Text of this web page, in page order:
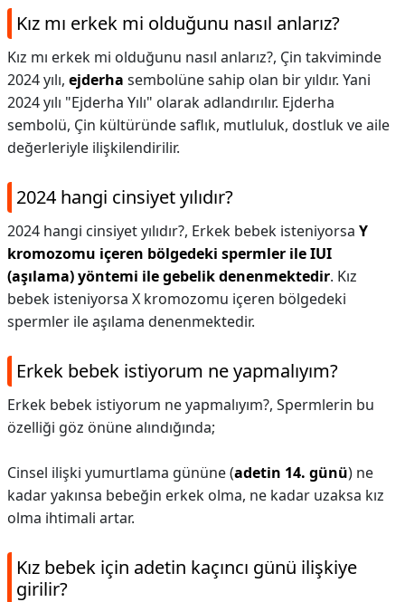
Kız mı erkek mi olduğunu nasıl anlarız?
Kız mı erkek mi olduğunu nasıl anlarız?, Çin takviminde
2024 yılı, ejderha sembolüne sahip olan bir yıldır. Yani
2024 yılı "Ejderha Yılı" olarak adlandırılır. Ejderha
sembolü, Çin kültüründe saflık, mutluluk, dostluk ve aile
değerleriyle ilişkilendirilir.
2024 hangi cinsiyet yılıdır?
2024 hangi cinsiyet yılıdır?, Erkek bebek isteniyorsa Y
kromozomu içeren bölgedeki spermler ile IUI
(aşılama) yöntemi ile gebelik denenmektedir. Kız
bebek isteniyorsa X kromozomu içeren bölgedeki
spermler ile aşılama denenmektedir.
Erkek bebek istiyorum ne yapmalıyım?
Erkek bebek istiyorum ne yapmalıyım?, Spermlerin bu
özelliği göz önüne alındığında;
Cinsel ilişki yumurtlama gününe (adetin 14. günü) ne
kadar yakınsa bebeğin erkek olma, ne kadar uzaksa kız
olma ihtimali artar.
Kız bebek için adetin kaçıncı günü ilişkiye
girilir?